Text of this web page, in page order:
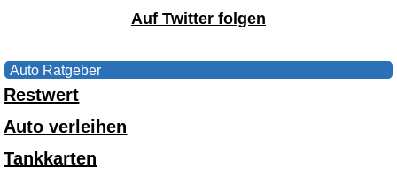
Auf Twitter folgen
Auto Ratgeber
Restwert
Auto verleihen
Tankkarten